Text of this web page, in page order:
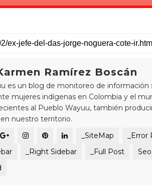
Ramírez Boscán
es un blog de monitoreo de información
mujeres indígenas en Colombia y el
al Pueblo Wayuu, también
nuestro territorio.
_SiteMap
_Right Sidebar _Full Post